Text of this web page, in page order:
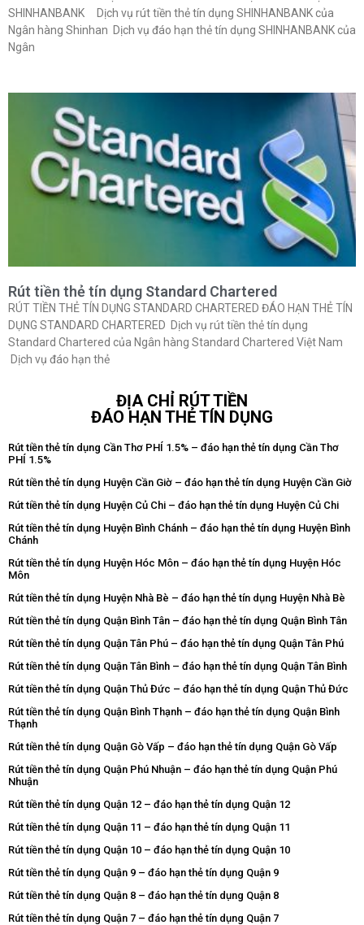
SHINHANBANK Dịch vụ rút tiền thẻ tín dụng SHINHANBANK của
Ngân hàng Shinhan Dịch vụ đáo hạn thẻ tín dụng SHINHANBANK của
Ngân
Rút tiền thẻ tín dụng Standard Chartered
RÚT TIỀN THẺ TÍN DỤNG STANDARD CHARTERED ĐÁO HẠN THẺ TÍN
DỤNG STANDARD CHARTERED Dịch vụ rút tiền thẻ tín dụng
Standard Chartered của Ngân hàng Standard Chartered Việt Nam
Dịch vụ đáo hạn thẻ
ĐỊA CHỈ RÚT TIỀN
ĐÁO HẠN THẺ TÍN DỤNG
Rút tiền thẻ tín dụng Cần Thơ PHÍ 1.5% – đáo hạn thẻ tín dụng Cần Thơ
PHÍ 1.5%
Rút tiền thẻ tín dụng Huyện Cần Giờ – đáo hạn thẻ tín dụng Huyện Cần Giờ
Rút tiền thẻ tín dụng Huyện Củ Chi – đáo hạn thẻ tín dụng Huyện Củ Chi
Rút tiền thẻ tín dụng Huyện Bình Chánh – đáo hạn thẻ tín dụng Huyện Bình
Chánh
Rút tiền thẻ tín dụng Huyện Hóc Môn – đáo hạn thẻ tín dụng Huyện Hóc
Môn
Rút tiền thẻ tín dụng Huyện Nhà Bè – đáo hạn thẻ tín dụng Huyện Nhà Bè
Rút tiền thẻ tín dụng Quận Bình Tân – đáo hạn thẻ tín dụng Quận Bình Tân
Rút tiền thẻ tín dụng Quận Tân Phú – đáo hạn thẻ tín dụng Quận Tân Phú
Rút tiền thẻ tín dụng Quận Tân Bình – đáo hạn thẻ tín dụng Quận Tân Bình
Rút tiền thẻ tín dụng Quận Thủ Đức – đáo hạn thẻ tín dụng Quận Thủ Đức
Rút tiền thẻ tín dụng Quận Bình Thạnh – đáo hạn thẻ tín dụng Quận Bình
Thạnh
Rút tiền thẻ tín dụng Quận Gò Vấp – đáo hạn thẻ tín dụng Quận Gò Vấp
Rút tiền thẻ tín dụng Quận Phú Nhuận – đáo hạn thẻ tín dụng Quận Phú
Nhuận
Rút tiền thẻ tín dụng Quận 12 – đáo hạn thẻ tín dụng Quận 12
Rút tiền thẻ tín dụng Quận 11 – đáo hạn thẻ tín dụng Quận 11
Rút tiền thẻ tín dụng Quận 10 – đáo hạn thẻ tín dụng Quận 10
Rút tiền thẻ tín dụng Quận 9 – đáo hạn thẻ tín dụng Quận 9
Rút tiền thẻ tín dụng Quận 8 – đáo hạn thẻ tín dụng Quận 8
Rút tiền thẻ tín dụng Quận 7 – đáo hạn thẻ tín dụng Quận 7